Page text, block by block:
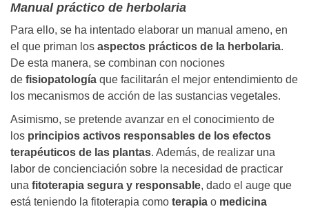
Manual práctico de herbolaria
Para ello, se ha intentado elaborar un manual ameno, en
el que priman los aspectos prácticos de la herbolaria.
De esta manera, se combinan con nociones
de fisiopatología que facilitarán el mejor entendimiento de
los mecanismos de acción de las sustancias vegetales.
Asimismo, se pretende avanzar en el conocimiento de
los principios activos responsables de los efectos
terapéuticos de las plantas. Además, de realizar una
labor de concienciación sobre la necesidad de practicar
una fitoterapia segura y responsable, dado el auge que
está teniendo la fitoterapia como terapia o medicina